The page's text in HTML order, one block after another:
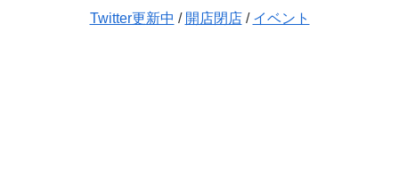
Twitter更新中 / 開店閉店/ イベント